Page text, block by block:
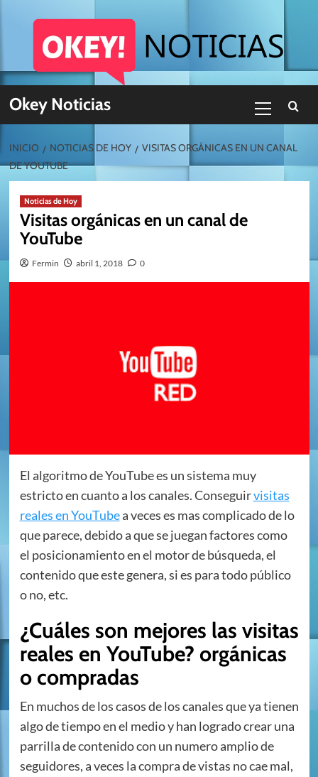
Okey Noticias
primario
INICIO NOTICIAS DE HOY
VISITAS ORGÁNICAS EN UN CANAL
DE YOUTUBE
Noticias de Hoy
Visitas orgánicas en un canal de
YouTube
Fermin abril 1, 2018 0
El algoritmo de YouTube es un sistema muy
estricto en cuanto a los canales. Conseguirvisitas
reales en YouTubea veces es mas complicado de lo
que parece, debido a que se juegan factores como
el posicionamiento en el motor de búsqueda, el
contenido que este genera, si es para todo público
o no, etc.
¿Cuáles son mejores las visitas
reales en YouTube? orgánicas
o compradas
En muchos de los casos de los canales que ya tienen
algo de tiempo en el medio y han logrado crear una
parrilla de contenido con un numero amplio de
seguidores, a veces la compra de vistas no cae mal,